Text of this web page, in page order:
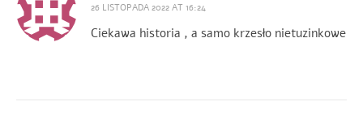
26 LISTOPADA 2022 AT 16:24
Ciekawa historia , a samo krzesło nietuzinkowe